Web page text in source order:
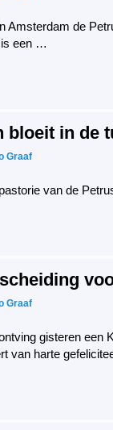
Amsterdam de
is een …
bloeit in de
Graaf
van de
Graaf
gisteren een
van harte